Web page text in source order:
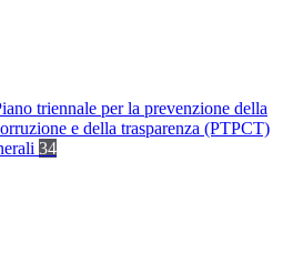
triennale per la prevenzione della
e della trasparenza (PTPCT)
34